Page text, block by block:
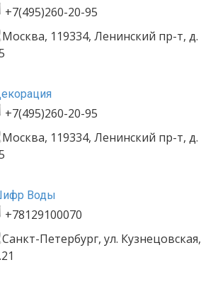
+7(495)260-20-95
Москва, 119334, Ленинский пр-т, д.
+7(495)260-20-95
Москва, 119334, Ленинский пр-т, д.
Воды
+78129100070
Санкт-Петербург, ул. Кузнецовская,